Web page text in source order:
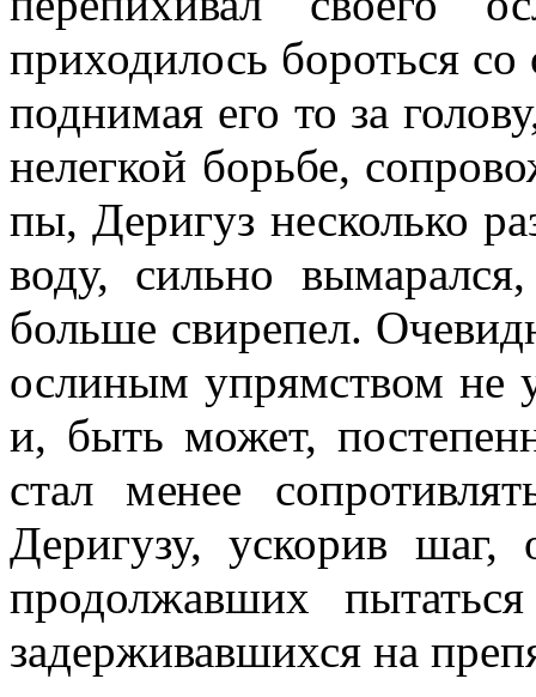
приходилось бороться
поднимая его то за
нелегкой борьбе,
пы, Деригуз несколько
воду, сильно
больше свирепел.
ослиным упрям­ством не
и, быть может,
стал менее
Деригузу, ускорив шаг,
продолжавших
задерживавшихся на